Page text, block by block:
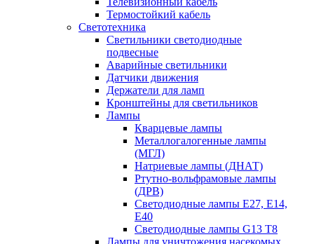
Термостойкий кабель
Светотехника
Cветильники светодиодные
подвесные
Аварийные светильники
Датчики движения
Держатели для ламп
Кронштейны для светильников
Лампы
Кварцевые лампы
Металлогалогенные лампы
(МГЛ)
Натриевые лампы (ДНАТ)
Ртутно-вольфрамовые лампы
(ДРВ)
Светодиодные лампы E27, E14,
E40
Светодиодные лампы G13 Т8